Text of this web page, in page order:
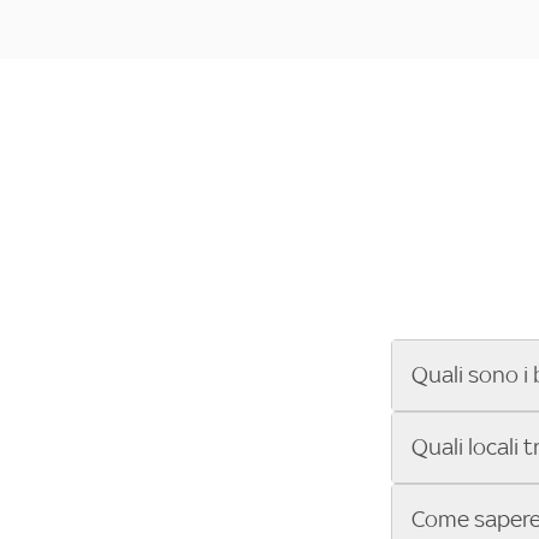
Quali sono i
Se cerchi un
ENILIVE, la
Sky Bar ti
Quali locali
Vuoi sapere
Come